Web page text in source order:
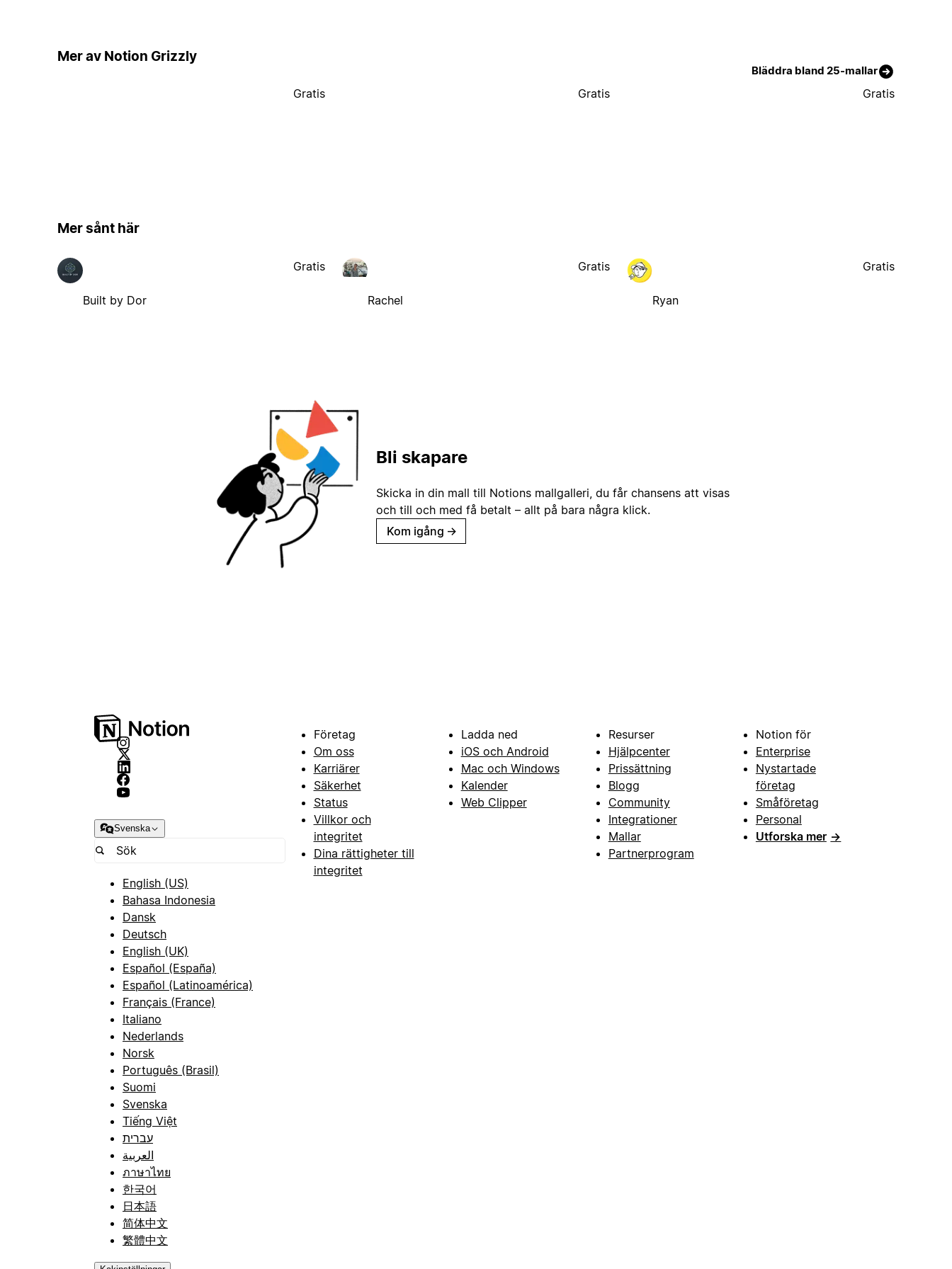
Mer av Notion Grizzly
Bläddra bland 25-mallar
Gratis Gratis Gratis
Mer sånt här
Built by Dor
Gratis
Rachel
Gratis
Ryan
Gratis
Bli skapare
Skicka in din mall till Notions mallgalleri, du får chansens att visas
och till och med få betalt – allt på bara några klick.
Kom igång →
Svenska
English (US)
Bahasa Indonesia
Dansk
Deutsch
English (UK)
Español (España)
Español (Latinoamérica)
Français (France)
Italiano
Nederlands
Norsk
Português (Brasil)
Suomi
Svenska
Tiếng Việt
עברית
العربية
ภาษาไทย
한국어
日本語
简体中文
繁體中文
Företag
Om oss
Karriärer
Säkerhet
Status
Villkor och
integritet
Dina rättigheter till
integritet
Ladda ned
iOS och Android
Mac och Windows
Kalender
Web Clipper
Resurser
Hjälpcenter
Prissättning
Blogg
Community
Integrationer
Mallar
Partnerprogram
Notion för
Enterprise
Nystartade
företag
Småföretag
Personal
Utforska mer →